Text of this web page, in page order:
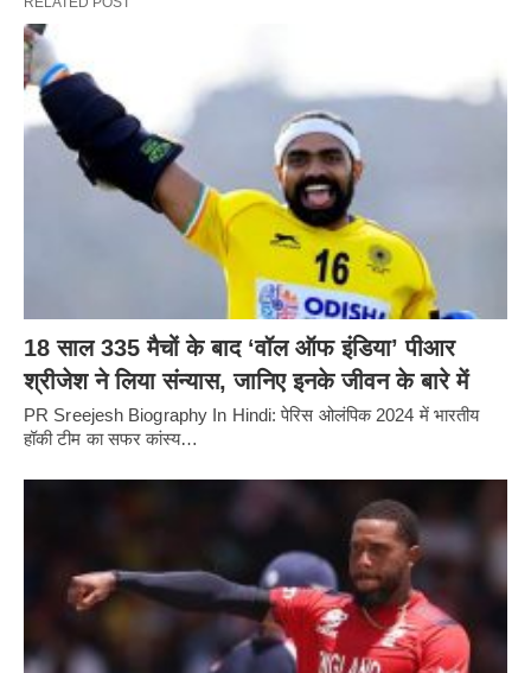
18 साल 335 मैचों के बाद ‘वॉल ऑफ इंडिया’ पीआर
श्रीजेश ने लिया संन्यास, जानिए इनके जीवन के बारे में
PR Sreejesh Biography In Hindi: पेरिस ओलंपिक 2024 में भारतीय
हॉकी टीम का सफर कांस्य…